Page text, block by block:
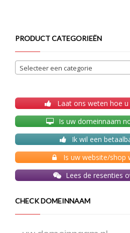
PRODUCT CATEGORIEËN
Selecteer een categorie
Laat ons weten hoe
Is uw domeinnaam
Ik wil een
Is uw website/shop
Lees de resenties
CHECK DOMEINNAAM